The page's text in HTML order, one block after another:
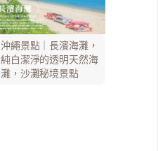
沖繩景點｜長濱海灘，
純白潔淨的透明天然海
灘，沙灘秘境景點